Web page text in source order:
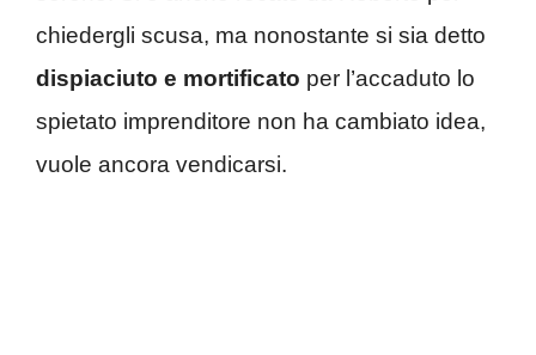
chiedergli scusa, ma nonostante si sia detto
dispiaciuto e mortificato per l’accaduto lo
spietato imprenditore non ha cambiato idea,
vuole ancora vendicarsi.